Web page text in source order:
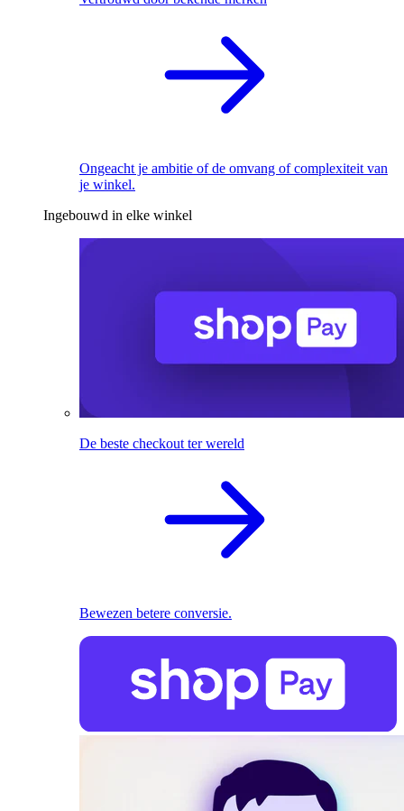
Ongeacht je ambitie of de omvang of complexiteit van
je winkel.
Ingebouwd in elke winkel
De beste checkout ter wereld
Bewezen betere conversie.